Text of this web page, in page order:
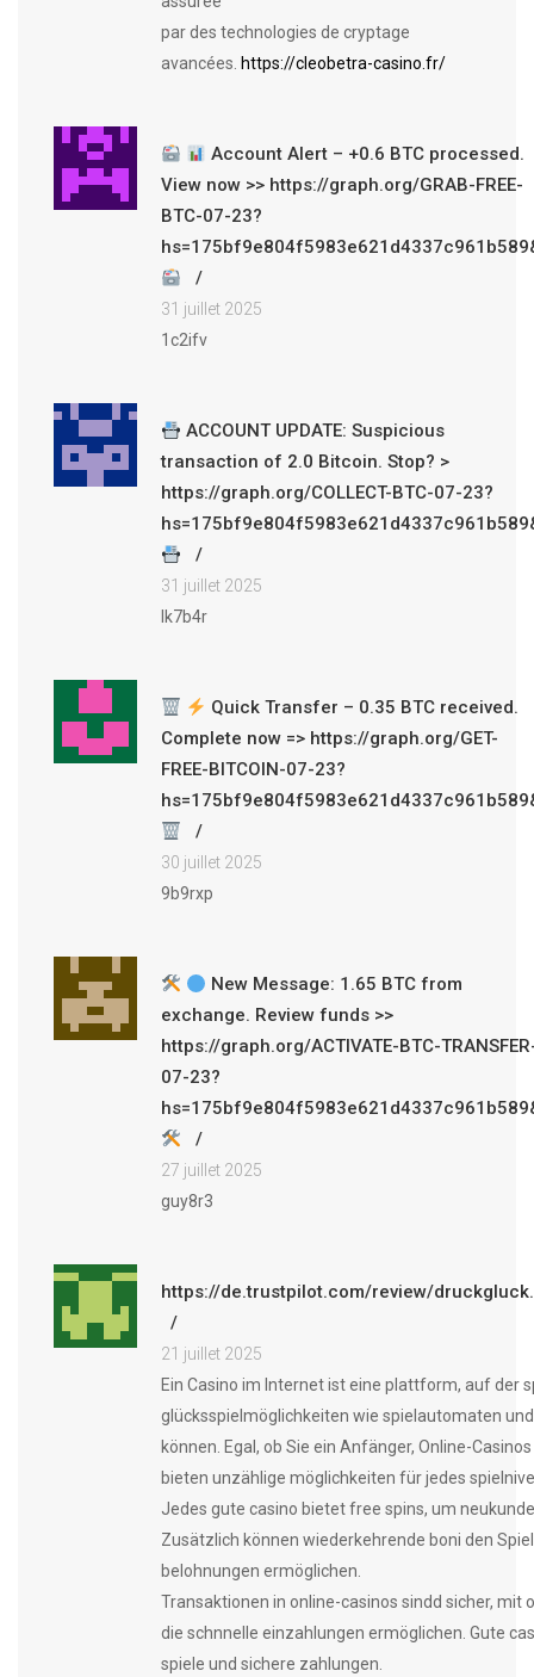
par des technologies de cryptage
avancées. https://cleobetra-casino.fr/
Account Alert – +0.6 BTC processed.
View now >> https://graph.org/GRAB-FREE-
BTC-07-23?
31 juillet 2025
1c2ifv
ACCOUNT UPDATE: Suspicious
transaction of 2.0 Bitcoin. Stop? >
https://graph.org/COLLECT-BTC-07-23?
31 juillet 2025
lk7b4r
Quick Transfer – 0.35 BTC received.
Complete now => https://graph.org/GET-
FREE-BITCOIN-07-23?
30 juillet 2025
9b9rxp
New Message: 1.65 BTC from
exchange. Review funds >>
https://graph.org/ACTIVATE-BTC-
07-23?
27 juillet 2025
guy8r3
https://de.trustpilot.com/review/
21 juillet 2025
Ein Casino im Internet ist eine plattform, auf der
glücksspielmöglichkeiten wie spielautomaten
können. Egal, ob Sie ein Anfänger, Online-Casinos
bieten unzählige möglichkeiten für jedes
Jedes gute casino bietet free spins, um
Zusätzlich können wiederkehrende boni den
belohnungen ermöglichen.
Transaktionen in online-casinos sindd sicher, mit
die schnnelle einzahlungen ermöglichen. Gute
spiele und sichere zahlungen.